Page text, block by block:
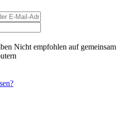
Nicht empfohlen auf gemeinsam